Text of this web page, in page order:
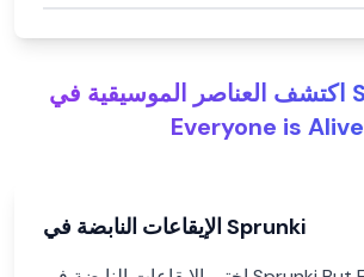
اكتشف العناصر الموسيقية في Sprunki But
Everyone is Alive
الإيقاعات النابضة في Sprunki